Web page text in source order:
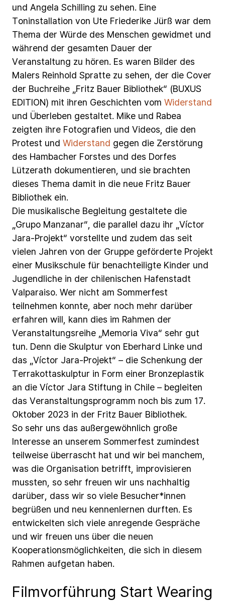
und Angela Schilling zu sehen. Eine
Toninstallation von Ute Friederike Jürß war dem
Thema der Würde des Menschen gewidmet und
während der gesamten Dauer der
Veranstaltung zu hören. Es waren Bilder des
Malers Reinhold Spratte zu sehen, der die Cover
der Buchreihe „Fritz Bauer Bibliothek“ (BUXUS
EDITION) mit ihren Geschichten vom Widerstand
und Überleben gestaltet. Mike und Rabea
zeigten ihre Fotografien und Videos, die den
Protest und Widerstand gegen die Zerstörung
des Hambacher Forstes und des Dorfes
Lützerath dokumentieren, und sie brachten
dieses Thema damit in die neue Fritz Bauer
Bibliothek ein.
Die musikalische Begleitung gestaltete die
„Grupo Manzanar“, die parallel dazu ihr „Víctor
Jara-Projekt“ vorstellte und zudem das seit
vielen Jahren von der Gruppe geförderte Projekt
einer Musikschule für benachteiligte Kinder und
Jugendliche in der chilenischen Hafenstadt
Valparaiso. Wer nicht am Sommerfest
teilnehmen konnte, aber noch mehr darüber
erfahren will, kann dies im Rahmen der
Veranstaltungsreihe „Memoria Viva“ sehr gut
tun. Denn die Skulptur von Eberhard Linke und
das „Víctor Jara-Projekt“ – die Schenkung der
Terrakottaskulptur in Form einer Bronzeplastik
an die Víctor Jara Stiftung in Chile – begleiten
das Veranstaltungsprogramm noch bis zum 17.
Oktober 2023 in der Fritz Bauer Bibliothek.
So sehr uns das außergewöhnlich große
Interesse an unserem Sommerfest zumindest
teilweise überrascht hat und wir bei manchem,
was die Organisation betrifft, improvisieren
mussten, so sehr freuen wir uns nachhaltig
darüber, dass wir so viele Besucher*innen
begrüßen und neu kennenlernen durften. Es
entwickelten sich viele anregende Gespräche
und wir freuen uns über die neuen
Kooperationsmöglichkeiten, die sich in diesem
Rahmen aufgetan haben.
Filmvorführung Start Wearing